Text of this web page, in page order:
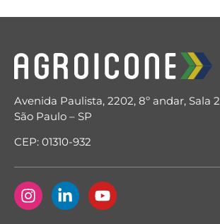
Avenida Paulista, 2202, 8º andar, Sala 2
São Paulo – SP
CEP: 01310-932